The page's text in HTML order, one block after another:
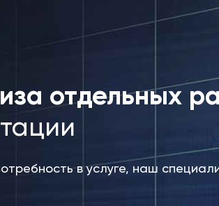
отдельных
в услуге, наш